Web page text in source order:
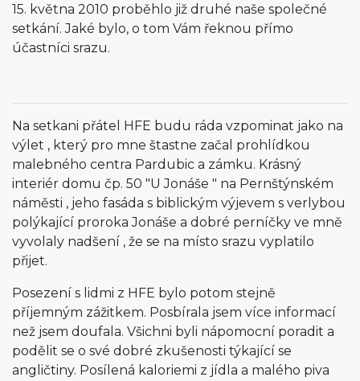
15. května 2010 proběhlo již druhé naše společné
setkání. Jaké bylo, o tom Vám řeknou přímo
účastníci srazu.
Na setkani přátel HFE budu ráda vzpominat jako na
výlet , který pro mne štastne začal prohlídkou
malebného centra Pardubic a zámku. Krásný
interiér domu čp. 50 "U Jonáše " na Pernštýnském
náměsti , jeho fasáda s biblickým výjevem s verlybou
polýkající proroka Jonáše a dobré perníčky ve mně
vyvolaly nadšení , že se na místo srazu vyplatilo
přijet.
Posezení s lidmi z HFE bylo potom stejně
příjemným zážitkem. Posbírala jsem více informací
než jsem doufala. Všichni byli nápomocní poradit a
podělit se o své dobré zkušenosti týkající se
angličtiny. Posílená kaloriemi z jídla a malého piva